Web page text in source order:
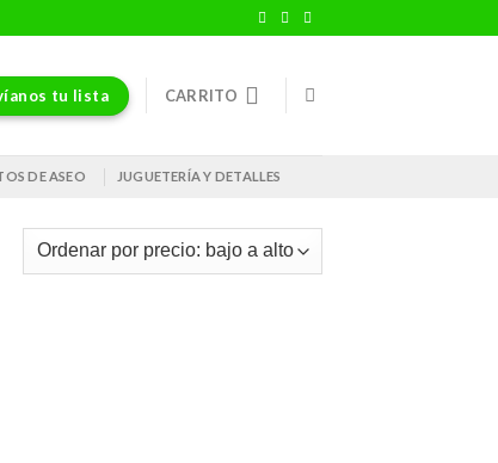
tu lista CARRITO
DE ASEO JUGUETERÍA Y DETALLES